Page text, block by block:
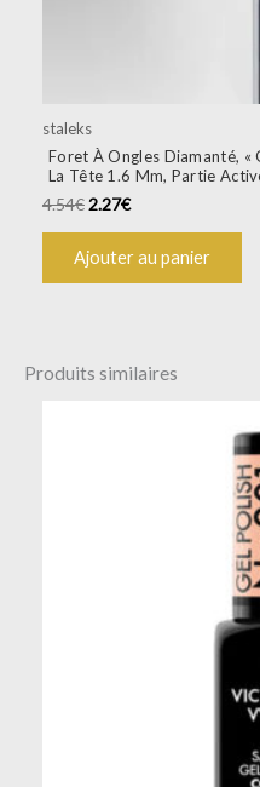
staleks
Foret À Ongles Diamanté, «
La Tête 1.6 Mm, Partie
4.54€2.27€
Ajouter au panier
Produits similaires